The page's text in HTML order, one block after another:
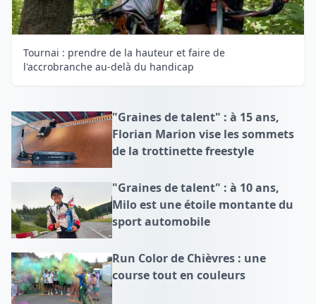
Tournai : prendre de la hauteur et faire de
l'accrobranche au-delà du handicap
"Graines de talent" : à 15 ans,
Florian Marion vise les sommets
de la trottinette freestyle
"Graines de talent" : à 10 ans,
Milo est une étoile montante du
sport automobile
Run Color de Chièvres : une
course tout en couleurs